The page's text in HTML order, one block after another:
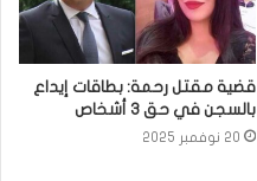
قضية مقتل رحمة: بطاقات إيداع
بالسجن في حق 3 أشخاص
20 نوفمبر 2025